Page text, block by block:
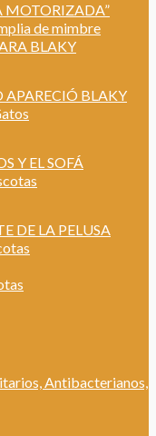
MOTORIZADA”
BLAKY
BLAKY
Y EL SOFÁ
DE LA PELUSA
Antibacterianos,